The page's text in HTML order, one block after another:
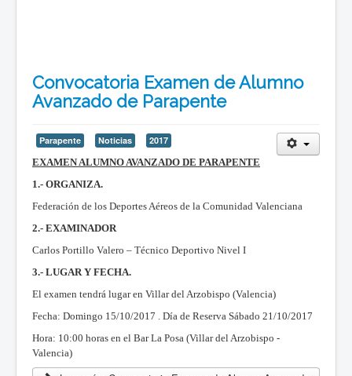
Convocatoria Examen de Alumno
Avanzado de Parapente
Parapente Noticias
2017
EXAMEN ALUMNO AVANZADO DE PARAPENTE
1.- ORGANIZA.
Federación de los Deportes Aéreos de la Comunidad Valenciana
2.- EXAMINADOR
Carlos Portillo Valero – Técnico Deportivo Nivel I
3.- LUGAR Y FECHA.
El examen tendrá lugar en Villar del Arzobispo (Valencia)
Fecha: Domingo 15/10/2017 . Día de Reserva Sábado 21/10/2017
Hora: 10:00 horas en el Bar La Posa (Villar del Arzobispo -
Valencia)